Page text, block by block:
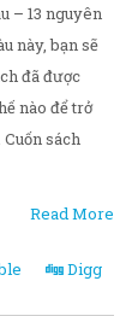
– 13 nguyên
này, bạn sẽ
đã được
nào để trở
sách
Read More
Digg